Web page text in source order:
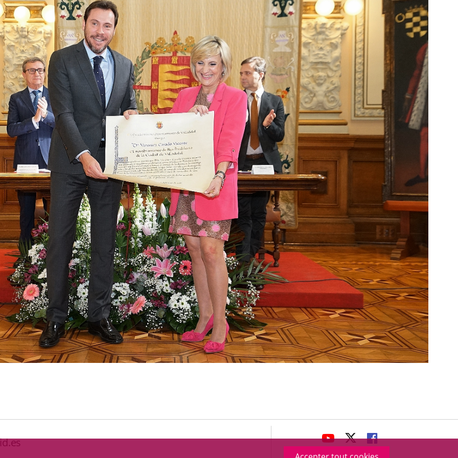
avaHeaderSocial
ENLACE
A
ENLACE
A
ENLACE
A